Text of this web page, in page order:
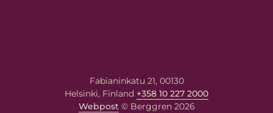
Fabianinkatu 21, 00130
Helsinki, Finland +358 10 227 2000
Webpost© Berggren 2026